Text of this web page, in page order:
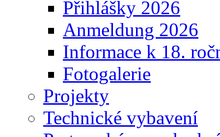
Přihlášky 2026
Anmeldung 2026
Informace k 18.
Fotogalerie
Projekty
Technické vybavení